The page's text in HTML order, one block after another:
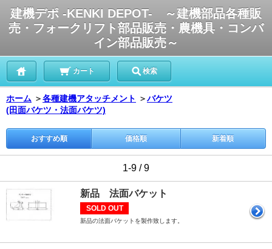
建機デポ -KENKI DEPOT- ～建機部品各種販
売・フォークリフト部品販売・農機具・コンバ
イン部品販売～
カート 検索
ホーム ＞各種建機アタッチメント ＞バケツ
(田面バケツ・法面バケツ)
おすすめ順 価格順 新着順
1-9 / 9
新品 法面バケット
SOLD OUT
新品の法面バケットを製作致します。